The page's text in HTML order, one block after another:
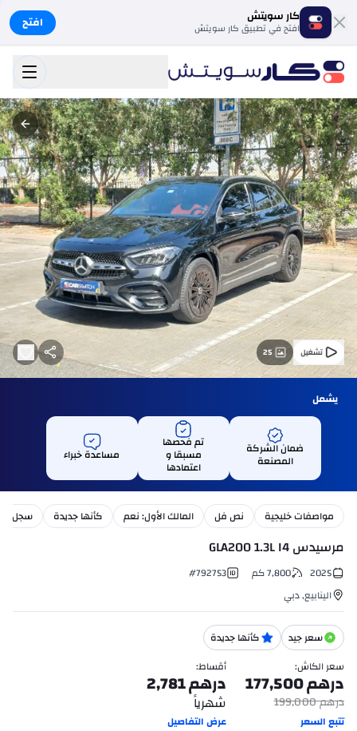
كار سويتش
افتح في تطبيق كار سويتش افتح
25
يشمل
ضمان الشركة
المصنعة
تم فحصها
مسبقا و
اعتمادها
مساعدة خبراء
مواصفات خليجية نص فل المالك الأول: نعم كأنها جديدة سجل
مرسيدس GLA200 1.3L I4
2025
7,800 كم #792753
الينابيع,دبي
سعر جيد
كأنها جديدة
سعر الكاش:
درهم177,500
درهم199,000
تتبع السعر
أقساط:
درهم2,781
شهرياً
عرض التفاصيل